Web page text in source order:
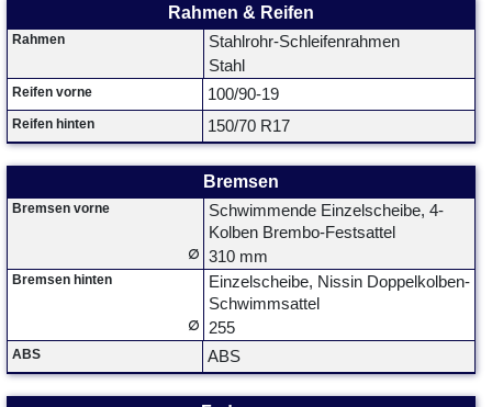
Rahmen & Reifen
Rahmen
Stahlrohr-Schleifenrahmen
Stahl
Reifen vorne 100/90-19
Reifen hinten 150/70 R17
Bremsen
Bremsen vorne
Schwimmende Einzelscheibe, 4-
Kolben Brembo-Festsattel
∅ 310 mm
Bremsen hinten
Einzelscheibe, Nissin Doppelkolben-
Schwimmsattel
∅ 255
ABS ABS